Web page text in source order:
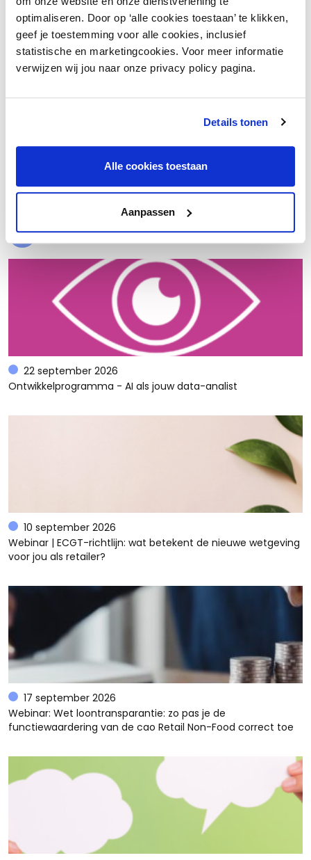
optimaliseren. Door op ‘alle cookies toestaan’ te klikken,
geef je toestemming voor alle cookies, inclusief
statistische en marketingcookies. Voor meer informatie
verwijzen wij jou naar onze privacy policy pagina.
Details tonen
Alle cookies toestaan
Aanpassen
Laad meer
Evenementen
22 september 2026
Ontwikkelprogramma - AI als jouw data-analist
10 september 2026
Webinar | ECGT-richtlijn: wat betekent de nieuwe wetgeving
voor jou als retailer?
17 september 2026
Webinar: Wet loontransparantie: zo pas je de
functiewaardering van de cao Retail Non-Food correct toe